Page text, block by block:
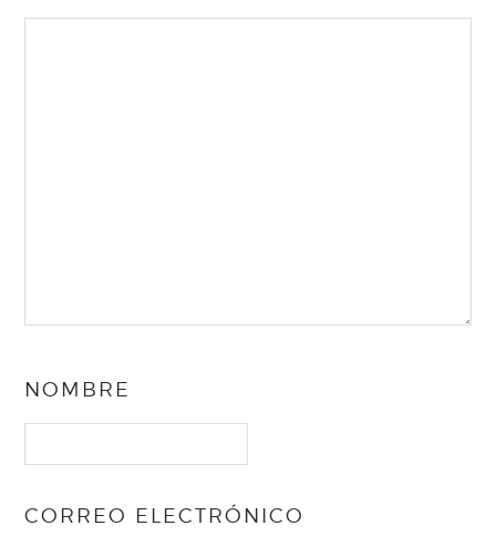
NOMBRE
CORREO ELECTRÓNICO